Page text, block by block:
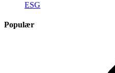
ESG
Populær